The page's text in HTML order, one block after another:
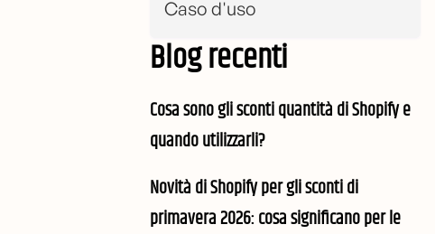
Caso d'uso
Blog recenti
Cosa sono gli sconti quantità di Shopify e
quando utilizzarli?
Novità di Shopify per gli sconti di
primavera 2026: cosa significano per le